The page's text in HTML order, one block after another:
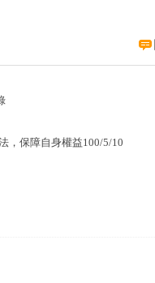
，保障自身權益100/5/10